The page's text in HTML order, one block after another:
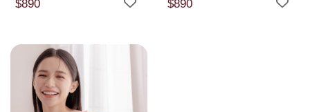
$890 $890